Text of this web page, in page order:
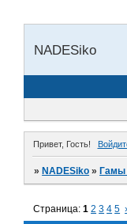
NADESiko
Привет, Гость!
»NADESiko »Гамы
Страница:1 2 3 4 5